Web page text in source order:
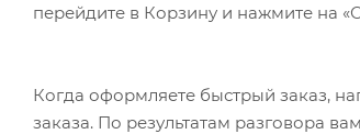
перейдите в Корзину и нажмите на
Когда оформляете быстрый заказ,
заказа. По результатам разговора